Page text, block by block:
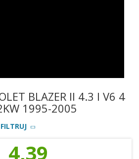
BLAZER II 4.3 I V6 4
1995-2005
FILTRUJ
4,39